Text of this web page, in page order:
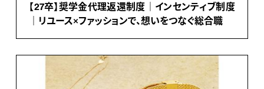
【27卒】奨学金代理返還制度｜インセンティブ制度
｜リユース×ファッションで、想いをつなぐ総合職